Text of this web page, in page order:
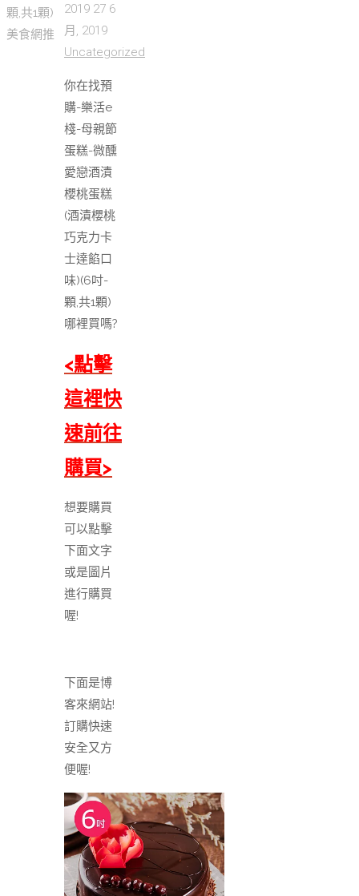
顆,共1顆)
美食網推
2019 27 6
月, 2019
Uncategorized
你在找預
購-樂活e
棧-母親節
蛋糕-微醺
愛戀酒漬
櫻桃蛋糕
(酒漬櫻桃
巧克力卡
士達餡口
味)(6吋-
顆,共1顆)
哪裡買嗎?
<點擊
這裡快
速前往
購買>
想要購買
可以點擊
下面文字
或是圖片
進行購買
喔!
下面是博
客來網站!
訂購快速
安全又方
便喔!